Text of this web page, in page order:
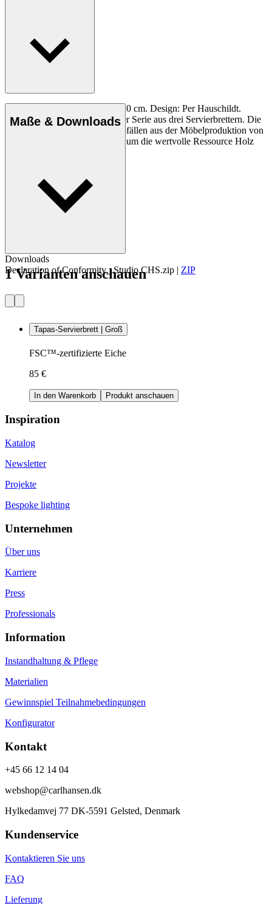
Tapas-Servierbrett, groß, 68 x 20 cm. Design: Per Hauschildt.
Tapasbrett aus Eiche – Teil einer Serie aus drei Servierbrettern. Die
Brettchen werden aus Schnittabfällen aus der Möbelproduktion von
Carl Hansen & Søn hergestellt, um die wertvolle Ressource Holz
Maße & Downloads
Downloads
Declaration of Conformity_ Studio CHS.zip | ZIP
1 Varianten anschauen
Tapas-Servierbrett | Groß
FSC™-zertifizierte Eiche
85 €
In den Warenkorb Produkt anschauen
Inspiration
Katalog
Newsletter
Projekte
Bespoke lighting
Unternehmen
Über uns
Karriere
Press
Professionals
Information
Instandhaltung & Pflege
Materialien
Gewinnspiel Teilnahmebedingungen
Konfigurator
Kontakt
+45 66 12 14 04
webshop@carlhansen.dk
Hylkedamvej 77 DK-5591 Gelsted, Denmark
Kundenservice
Kontaktieren Sie uns
FAQ
Lieferung